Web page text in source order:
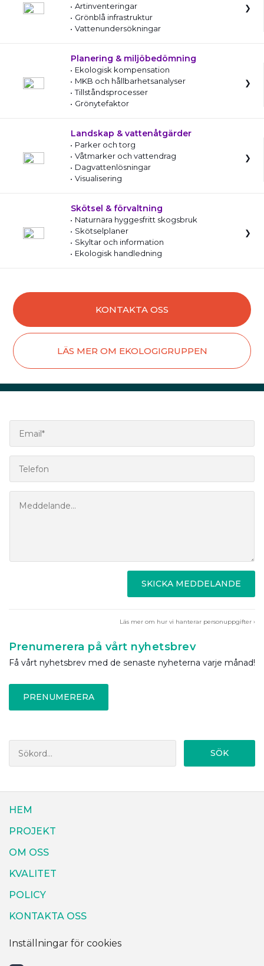
Artinventeringar
Grönblå infrastruktur
Vattenundersökningar
Planering & miljöbedömning
Ekologisk kompensation
MKB och hållbarhetsanalyser
Tillståndsprocesser
Grönytefaktor
Landskap & vattenåtgärder
Parker och torg
Våtmarker och vattendrag
Dagvattenlösningar
Visualisering
Skötsel & förvaltning
Naturnära hyggesfritt skogsbruk
Skötselplaner
Skyltar och information
Ekologisk handledning
KONTAKTA OSS
LÄS MER OM EKOLOGIGRUPPEN
SKICKA MEDDELANDE
Läs mer om hur vi hanterar personuppgifter ›
Prenumerera på vårt nyhetsbrev
Få vårt nyhetsbrev med de senaste nyheterna varje månad!
PRENUMERERA
SÖK
HEM
PROJEKT
OM OSS
KVALITET
POLICY
KONTAKTA OSS
Inställningar för cookies